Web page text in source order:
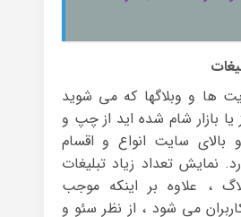
ها و وبلاگها که می شوید
یا بازار شام شده اید از چپ و
سایت انواع و اقسام
نمایش تعداد زیاد تبلیغات
، علاوه بر اینکه موجب
می شود ، از نظر سئو و